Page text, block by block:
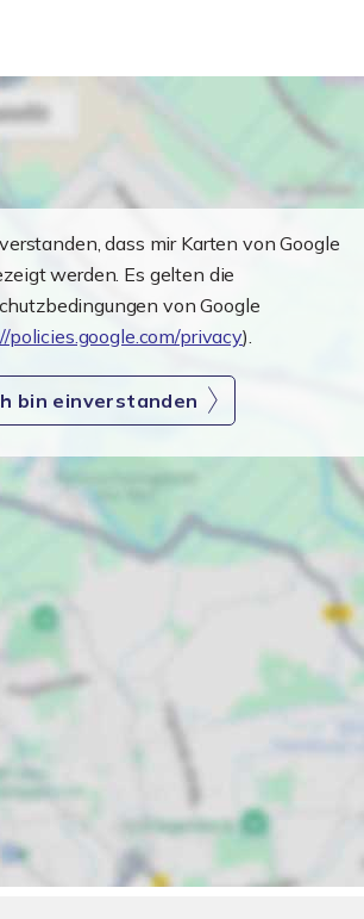
dass mir Karten von Google
werden. Es gelten die
von Google
policies.google.com/privacy).
bin einverstanden